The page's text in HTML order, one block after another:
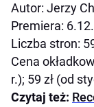
Autor: Jerzy
Premiera:
Liczba stron:
Cena
r.); 59 zł (od
Czytaj też: